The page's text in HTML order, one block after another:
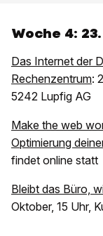
Woche 4:
Das Internet der
Rechenzentrum:
5242 Lupfig AG
Make the web
Optimierung
findet online statt
Bleibt das Büro,
Oktober, 15 Uhr,